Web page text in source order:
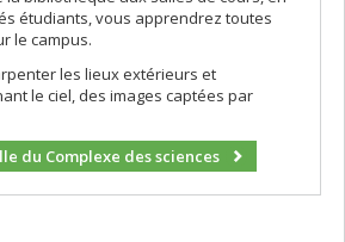
étudiants, vous apprendrez toutes
le campus.
les lieux extérieurs et
le ciel, des images captées par
du Complexe des sciences